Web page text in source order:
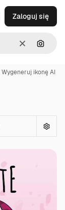
WyczyśćSzukaj
Zaloguj się
Wygeneruj ikonę AI